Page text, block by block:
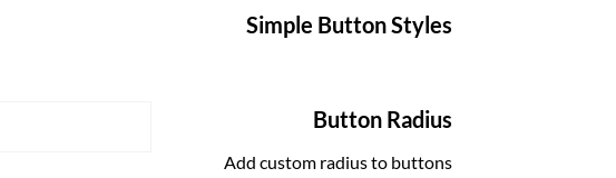
Simple Button Styles
Button Radius
Add custom radius to buttons